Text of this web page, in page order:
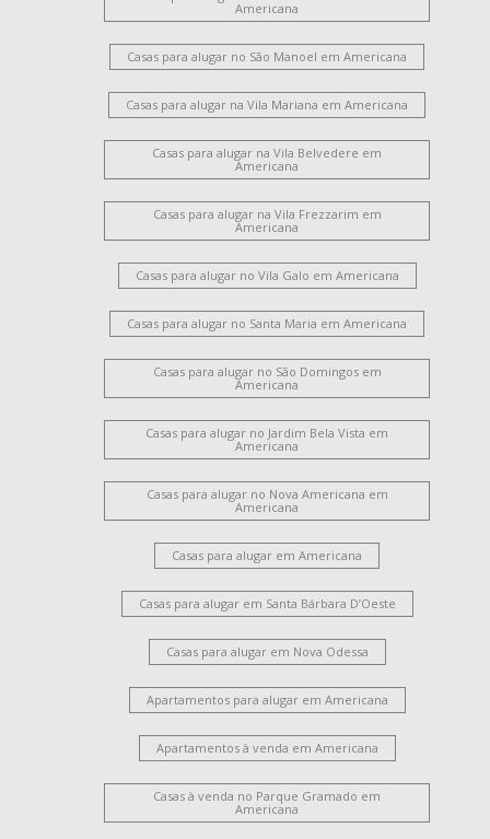
Americana
Casas para alugar no São Manoel em Americana
Casas para alugar na Vila Mariana em Americana
Casas para alugar na Vila Belvedere em
Americana
Casas para alugar na Vila Frezzarim em
Americana
Casas para alugar no Vila Galo em Americana
Casas para alugar no Santa Maria em Americana
Casas para alugar no São Domingos em
Americana
Casas para alugar no Jardim Bela Vista em
Americana
Casas para alugar no Nova Americana em
Americana
Casas para alugar em Americana
Casas para alugar em Santa Bárbara D’Oeste
Casas para alugar em Nova Odessa
Apartamentos para alugar em Americana
Apartamentos à venda em Americana
Casas à venda no Parque Gramado em
Americana